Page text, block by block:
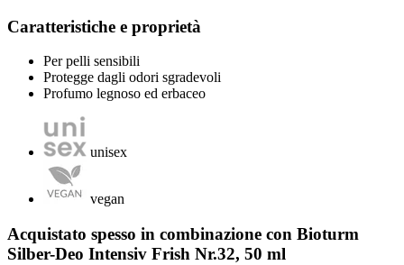
Caratteristiche e proprietà
Per pelli sensibili
Protegge dagli odori sgradevoli
Profumo legnoso ed erbaceo
unisex
vegan
Acquistato spesso in combinazione con Bioturm
Silber-Deo Intensiv Frish Nr.32, 50 ml